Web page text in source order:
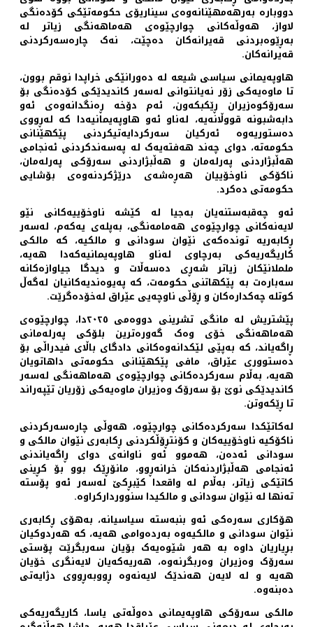
دووبارە بەرهەمهێنانەوەی سیناریۆی حکومەتێکی کۆدەنگی
لاواز، هەوڵەکانی چوارچێوەی هەماهەنگی زیاتر لە
بەڕێوەبردنی قەیرانەکان دەچێت، نەک چارەسەرکردنی
قەیرانەکان.
هاوپەیمانی سیاسی شیعە لە دەورانێکی خراپدا نوقم بوون،
تا ماوەیەکی زۆر نەیانتوانی لەسەر کاندیدێکی کۆدەنگی بۆ
سەرۆکوەزیران ڕێکبکەون، ئەم دۆخە ڕەنگدانەوەی ئەو
دابەشبونە قووڵانەیە، لەناو ئەو هاوپەیمانیەدا کە لەڕووی
دەستوریەوە ئەرکیان سەرکردایەتیکردنی پێکهێنانی
حکومەتە، دوای چەند هەفتەیەک لە پەسەندکردنی ئەنجامی
هەڵبژاردنی پەرلەمان و هەڵبژاردنی سەرۆکی پەرلەمان،
ناکۆکی ناوخۆییان هەڕەشەی درێژکردنەوەی بۆشایی
حکومەتی دەکرد.
ئەو چەقبەستنەیان بەجیا لە کێشە ناوخۆییەکانی نێو
لایەنەکانی چوارچێوەی هەمامەنگی، بەپلەی یەکەم، لەسەر
ڕکابەریە توندەکەی نێوان سودانی و مالکیە، کە مالکی
کاریگەریەکی بەرچاوی لەناو هاوپەیمانیەکەدا هەیە،
ململانێکان زیاتر شەڕی دەسەڵات و دیدگا جیاوازەکانە
سەبارەت بە پێکهاتنی حکومەت، کە پەیوەندیەکانیان لەگەڵ
کوتلە چەکدارەکان و ڕۆڵی ناوچەیی عێراق لەخۆدەگرێت.
پێشتریش لە مانگی تشرینی دووەمی ٢٠٢٥دا، چوارچێوەی
هەماهەنگی خۆی وەک گەورەترین بلۆکی پەرلەمانی
ڕاگەیاند، کە بەپێی لێکدانەوەکانی دادگای باڵای فیدراڵی بۆ
دەستووری عێراق، مافی پێکهێنانی حکومەتی داهاتویان
هەیە، بەڵام سەرکردەکانی چوارچێوەی هەماهەنگی لەسەر
کاندیدێکی نوێ بۆ سەرۆک وەزیران ماوەیەکی زۆریان تێپەراند
تا ڕێکەوتن.
لەکاتێکدا سەرکردەکانی چوارچێوە، هەوڵی چارەسەرکردنی
ناکۆکیە ناوخۆییەکان و کۆنتڕۆڵکردنی ڕکابەری نێوان مالکی و
سودانی ئەدەن، هەموو ئەو ناوانەی دوای ڕاگەیاندنی
ئەنجامی هەڵبژاردنەکان خرانەڕوو، مانۆڕێک بوو بۆ کڕینی
کاتێکی زیاتر، بەڵام لە واقعدا کێبڕکێ لەسەر ئەو پۆستە
تەنها لە نێوان سودانی و مالکیدا سنووردارکراوە.
هۆکاری سەرەکی ئەو بنبەستە سیاسیانە، بەهۆی ڕکابەری
نێوان سودانی و مالکیەوە بەردەوامی هەیە، کە هەردوکیان
بڕیاریان داوە بە هەر شێوەیەک بۆیان سەربگرێت پۆستی
سەرۆک وەزیران وەربگرنەوە، هەریەکەیان لایەنگری خۆیان
هەیە و لە لایەن هەندێک لایەنەوە ڕووبەڕووی دژایەتی
دەبنەوە.
مالکی سەرۆکی هاوپەیمانی دەوڵەتی یاسا، کاریگەریەکی